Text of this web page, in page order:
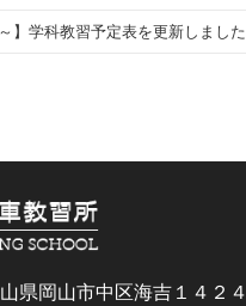
】学科教習予定表を更新しました
県岡山市中区海吉１４２４